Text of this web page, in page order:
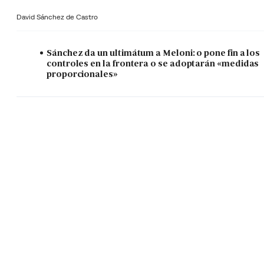
David Sánchez de Castro
Sánchez da un ultimátum a Meloni: o pone fin a los
controles en la frontera o se adoptarán «medidas
proporcionales»